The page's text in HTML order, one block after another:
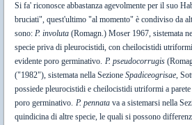
Si fa' riconosce abbastanza agevolmente per il suo
bruciati", quest'ultimo "al momento" è condiviso da
sono: P. involuta (Romagn.) Moser 1967, sistemata
specie priva di pleurocistidi, con cheilocistidi
evidente poro germinativo. P. pseudocorrugis
("1982"), sistemata nella Sezione Spadiceogrisae,
possiede pleurocistidi e cheilocistidi utriformi a
poro germinativo. P. pennata va a sistemarsi nella
quindicina di altre specie, le quali si possono